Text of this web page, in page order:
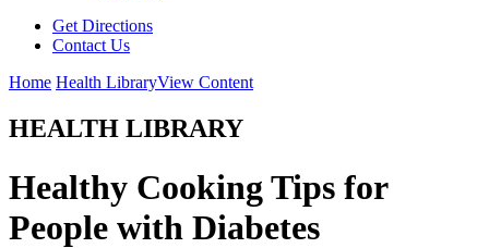
Get Directions
Contact Us
Home Health LibraryView Content
HEALTH LIBRARY
Healthy Cooking Tips for
People with Diabetes